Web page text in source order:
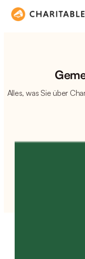
Alles, was Sie über